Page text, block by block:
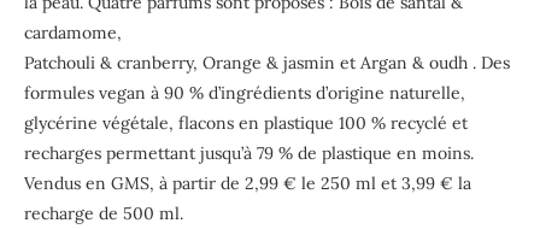
cardamome,
Patchouli & cranberry, Orange & jasmin et Argan & oudh . Des
formules vegan à 90 % d’ingrédients d’origine naturelle,
glycérine végétale, flacons en plastique 100 % recyclé et
recharges permettant jusqu’à 79 % de plastique en moins.
Vendus en GMS, à partir de 2,99 € le 250 ml et 3,99 € la
recharge de 500 ml.